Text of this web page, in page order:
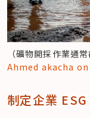
（礦物開採作業通
Ahmed akacha on
制定企業